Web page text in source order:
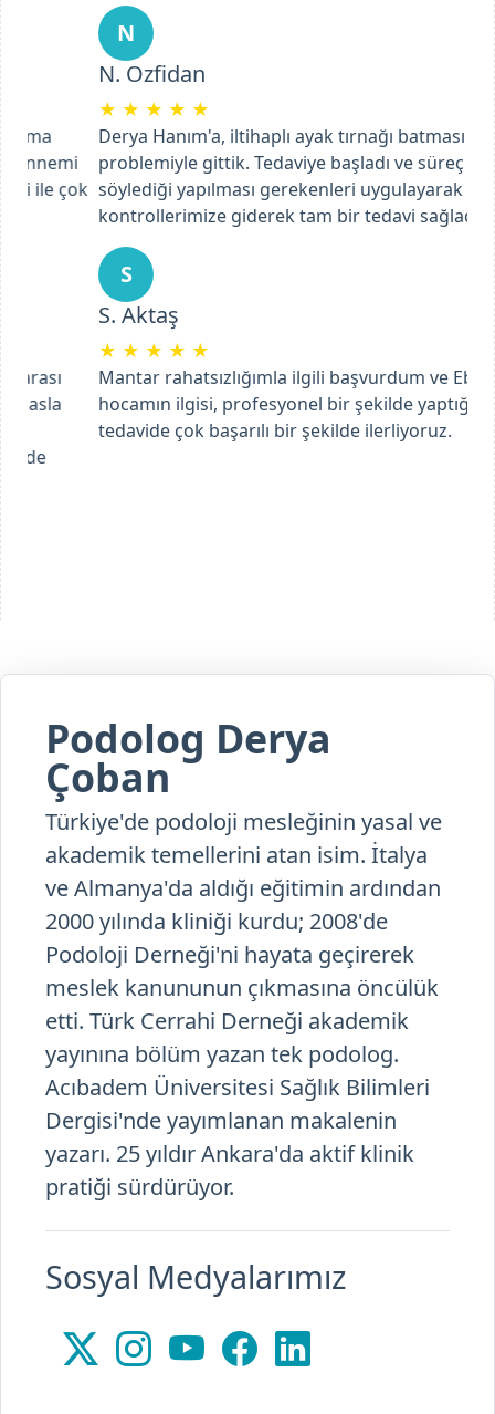
N. Ozfidan
★ ★
Derya Hanım'a, iltihaplı ayak tırnağı batması
problemiyle gittik. Tedaviye başladı ve süreç içinde
söylediği yapılması gerekenleri uygulayarak ve
kontrollerimize giderek tam bir tedavi sağladık.
S. Aktaş
★ ★
Mantar rahatsızlığımla ilgili başvurdum ve Ebru
hocamın ilgisi, profesyonel bir şekilde yaptığı
tedavide çok başarılı bir şekilde ilerliyoruz.
Previous
Podolog Derya
Çoban
Türkiye'de podoloji mesleğinin yasal ve
akademik temellerini atan isim. İtalya
ve Almanya'da aldığı eğitimin ardından
2000 yılında kliniği kurdu; 2008'de
Podoloji Derneği'ni hayata geçirerek
meslek kanununun çıkmasına öncülük
etti. Türk Cerrahi Derneği akademik
yayınına bölüm yazan tek podolog.
Acıbadem Üniversitesi Sağlık Bilimleri
Dergisi'nde yayımlanan makalenin
yazarı. 25 yıldır Ankara'da aktif klinik
pratiği sürdürüyor.
Sosyal Medyalarımız